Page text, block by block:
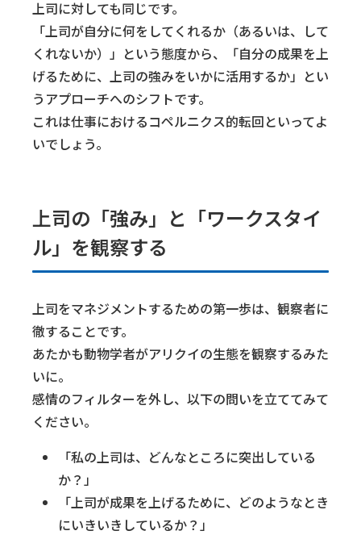
上司に対しても同じです。
「上司が自分に何をしてくれるか（あるいは、して
くれないか）」という態度から、「自分の成果を上
げるために、上司の強みをいかに活用するか」とい
うアプローチへのシフトです。
これは仕事におけるコペルニクス的転回といってよ
いでしょう。
上司の「強み」と「ワークスタイ
ル」を観察する
上司をマネジメントするための第一歩は、観察者に
徹することです。
あたかも動物学者がアリクイの生態を観察するみた
いに。
感情のフィルターを外し、以下の問いを立ててみて
ください。
「私の上司は、どんなところに突出している
か？」
「上司が成果を上げるために、どのようなとき
にいきいきしているか？」